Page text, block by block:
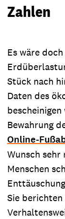
Zahlen
Es wäre
Stück nach
Daten des
Bewahrung
Online-
Wunsch
Menschen
Sie